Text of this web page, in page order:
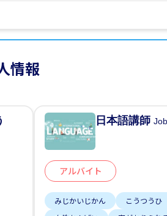
情報
日本語講師
アルバイト
みじかいじかん こうつう